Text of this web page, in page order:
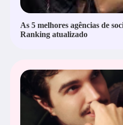
As 5 melhores agências de
Ranking atualizado